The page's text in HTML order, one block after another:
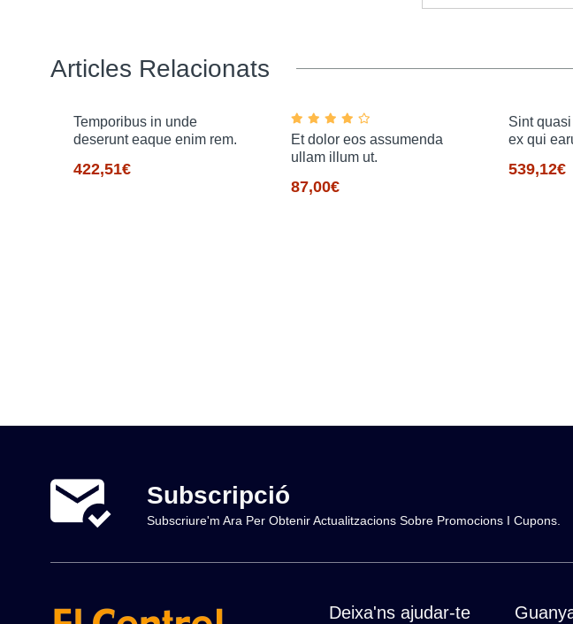
Articles Relacionats
Temporibus in unde
deserunt eaque enim rem.
422,51€
Et dolor eos assumenda
ullam illum ut.
87,00€
Sint
ex qui
539,12€
Subscripció
Subscriure'm Ara Per Obtenir Actualitzacions Sobre Promocions I Cupons.
Deixa'ns ajudar-te